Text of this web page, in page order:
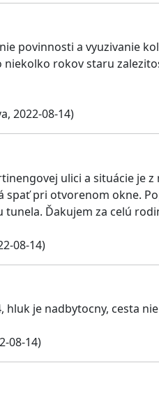
povinnosti a vyuzivanie
rokov staru
2022-08-14)
ulici a situácie je
spať pri otvorenom okne.
Ďakujem za celú
08-14)
hluk je nadbytocny, cesta
08-14)